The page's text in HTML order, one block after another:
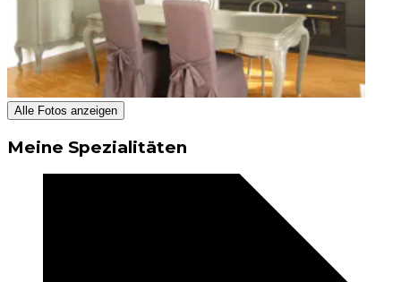
Alle Fotos anzeigen
Meine Spezialitäten